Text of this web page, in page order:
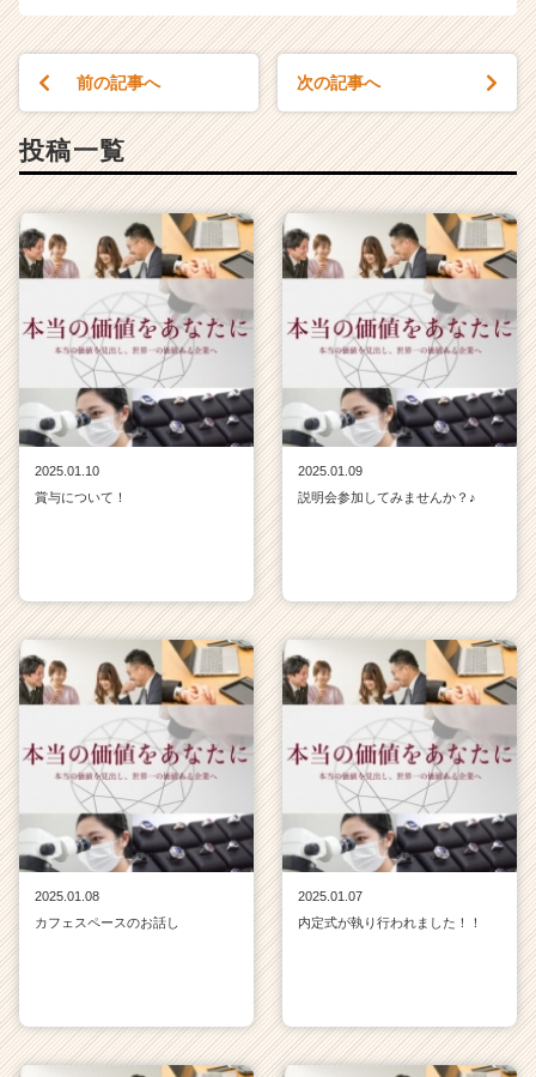
前の記事へ 次の記事へ
投稿一覧
2025.01.10
賞与について！
2025.01.09
説明会参加してみませんか？♪
2025.01.08
カフェスペースのお話し
2025.01.07
内定式が執り行われました！！